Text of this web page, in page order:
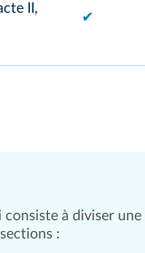
II,
✔
à diviser une
: